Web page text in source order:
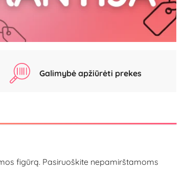
Galimybė apžiūrėti prekes
figūrą. Pasiruoškite nepamirštamoms